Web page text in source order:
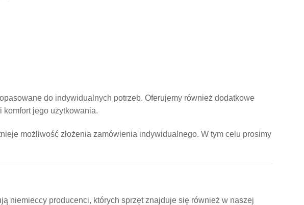
do indywidualnych potrzeb. Oferujemy również dodatkowe
jego użytkowania.
możliwość złożenia zamówienia indywidualnego. W tym celu prosimy
niemieccy producenci, których sprzęt znajduje się również w naszej